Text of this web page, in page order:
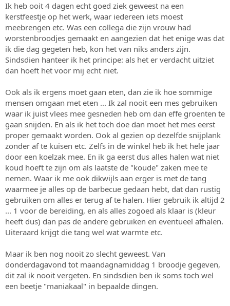
:
Ik heb ooit 4 dagen echt goed ziek geweest na een
kerstfeestje op het werk, waar iedereen iets moest
meebrengen etc. Was een collega die zijn vrouw had
worstenbroodjes gemaakt en aangezien dat het enige was dat
ik die dag gegeten heb, kon het van niks anders zijn.
Sindsdien hanteer ik het principe: als het er verdacht uitziet
dan hoeft het voor mij echt niet.
Ook als ik ergens moet gaan eten, dan zie ik hoe sommige
mensen omgaan met eten ... Ik zal nooit een mes gebruiken
waar ik juist vlees mee gesneden heb om dan effe groenten te
gaan snijden. En als ik het toch doe dan moet het mes eerst
proper gemaakt worden. Ook al gezien op dezelfde snijplank
zonder af te kuisen etc. Zelfs in de winkel heb ik het hele jaar
door een koelzak mee. En ik ga eerst dus alles halen wat niet
koud hoeft te zijn om als laatste de "koude" zaken mee te
nemen. Waar ik me ook dikwijls aan erger is met de tang
waarmee je alles op de barbecue gedaan hebt, dat dan rustig
gebruiken om alles er terug af te halen. Hier gebruik ik altijd 2
... 1 voor de bereiding, en als alles zogoed als klaar is (kleur
heeft dus) dan pas de andere gebruiken en eventueel afhalen.
Uiteraard krijgt die tang wel wat warmte etc.
Maar ik ben nog nooit zo slecht geweest. Van
donderdagavond tot maandagnamiddag 1 broodje gegeven,
dit zal ik nooit vergeten. En sindsdien ben ik soms toch wel
een beetje "maniakaal" in bepaalde dingen.